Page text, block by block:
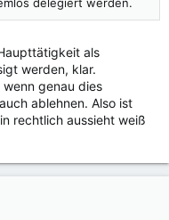
als
werden, klar.
genau dies
ablehnen. Also ist
rechtlich aussieht weiß